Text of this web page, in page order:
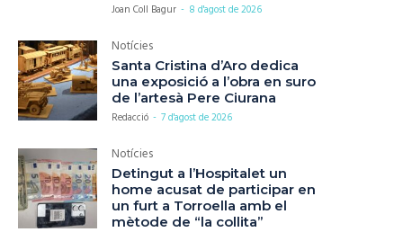
Joan Coll Bagur - 8 d'agost de 2026
Notícies
Santa Cristina d’Aro dedica
una exposició a l’obra en suro
de l’artesà Pere Ciurana
Redacció - 7 d'agost de 2026
Notícies
Detingut a l’Hospitalet un
home acusat de participar en
un furt a Torroella amb el
mètode de “la collita”